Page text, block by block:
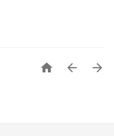
  